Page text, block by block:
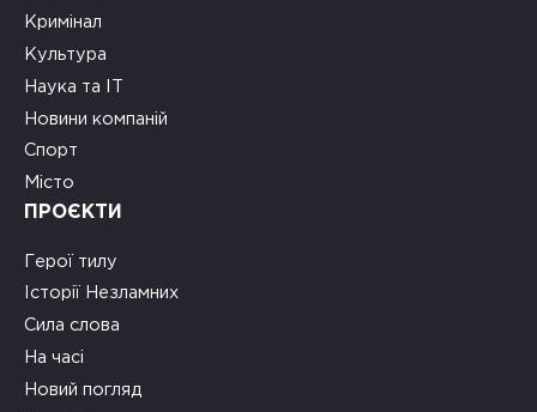
Кримінал
Культура
Наука та ІТ
Новини компаній
Спорт
Місто
ПРОЄКТИ
Герої тилу
Історії Незламних
Сила слова
На часі
Новий погляд